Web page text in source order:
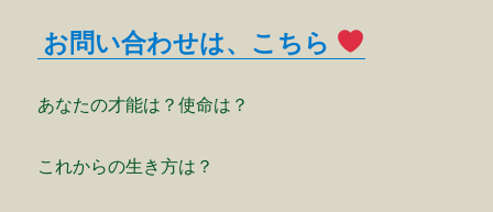
お問い合わせは、こちら
あなたの才能は？使命は？
これからの生き方は？